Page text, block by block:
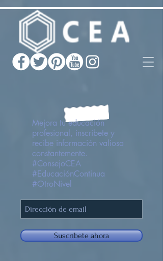
Mejora tu educación
profesional, inscribete y
recibe información valiosa
constantemente.
#ConsejoCEA
#EducaciónContinua
#OtroNivel
Suscríbete ahora